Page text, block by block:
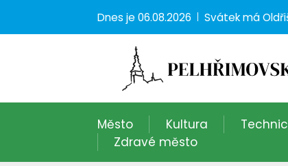
Dnes je 06.08.2026 Svátek má
Město Kultura
Zdravé město